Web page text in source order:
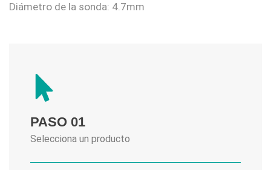
Diámetro de la sonda: 4.7mm
PASO 01
Selecciona un producto